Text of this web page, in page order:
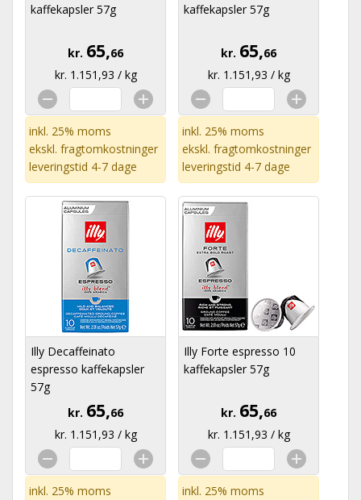
kaffekapsler 57g
kr. 65,66
kr. 1.151,93 / kg
inkl. 25% moms
ekskl. fragtomkostninger
leveringstid 4-7 dage
kaffekapsler 57g
kr. 65,66
kr. 1.151,93 / kg
inkl. 25% moms
ekskl. fragtomkostninger
leveringstid 4-7 dage
Illy Decaffeinato
espresso kaffekapsler
57g
kr. 65,66
kr. 1.151,93 / kg
inkl. 25% moms
Illy Forte espresso 10
kaffekapsler 57g
kr. 65,66
kr. 1.151,93 / kg
inkl. 25% moms